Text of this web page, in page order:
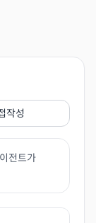
작성
전트가